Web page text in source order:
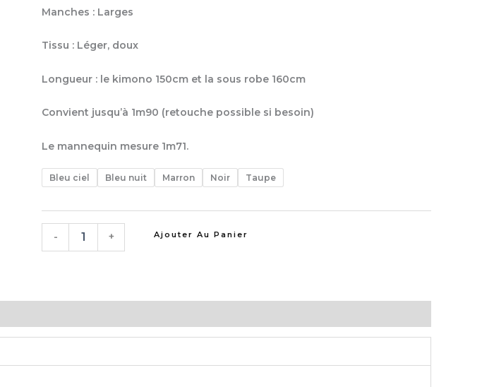
Manches : Larges
Tissu : Léger, doux
Longueur : le kimono 150cm et la sous robe 160cm
Convient jusqu’à 1m90 (retouche possible si besoin)
Le mannequin mesure 1m71.
Bleu ciel Bleu nuit Marron Noir Taupe
- + Ajouter Au Panier